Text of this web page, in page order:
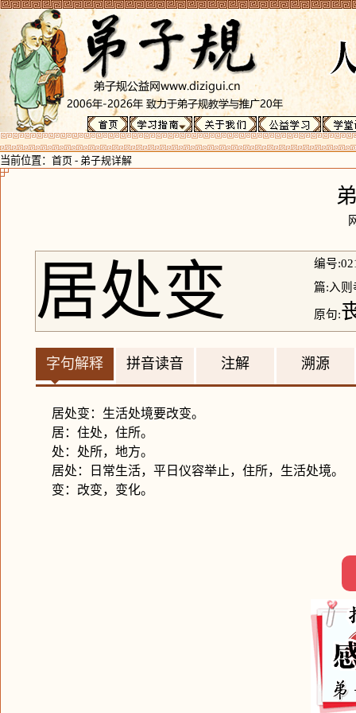
当前位置： 首页 - 弟子规详解
居处变
编号
篇:入则
原句:
字句解释 拼音读音 注解 溯源
居处变：生活处境要改变。
居：住处，住所。
处：处所，地方。
居处：日常生活，平日仪容举止，住所，生活处境。
变：改变，变化。